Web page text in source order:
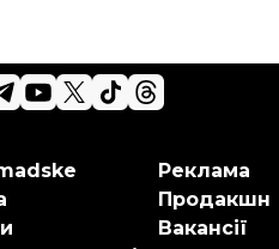
Реклама
Продакшн
Вакансії